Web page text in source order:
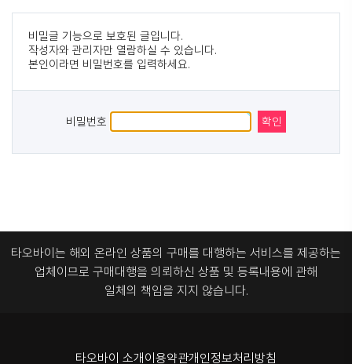
비밀글 기능으로 보호된 글입니다.
작성자와 관리자만 열람하실 수 있습니다.
본인이라면 비밀번호를 입력하세요.
비밀번호
타오바이는 해외 온라인 상품의 구매를 대행하는 서비스를 제공하는
업체이므로 구매대행을 의뢰하신 상품 및 등록내용에 관해
일체의 책임을 지지 않습니다.
타오바이 소개이용약관개인정보처리방침